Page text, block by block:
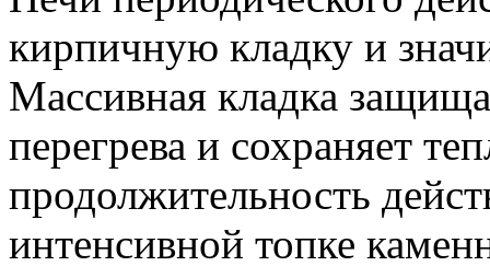
кирпичную кладку и
Массивная кладка
перегрева и сохраняет
продолжительность
интенсивной топке